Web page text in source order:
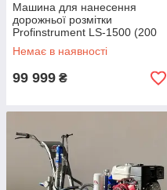
Машина для нанесення
дорожньої розмітки
Profinstrument LS-1500 (200
куб.см, 5 л/хв)
Немає в наявності
99 999 ₴